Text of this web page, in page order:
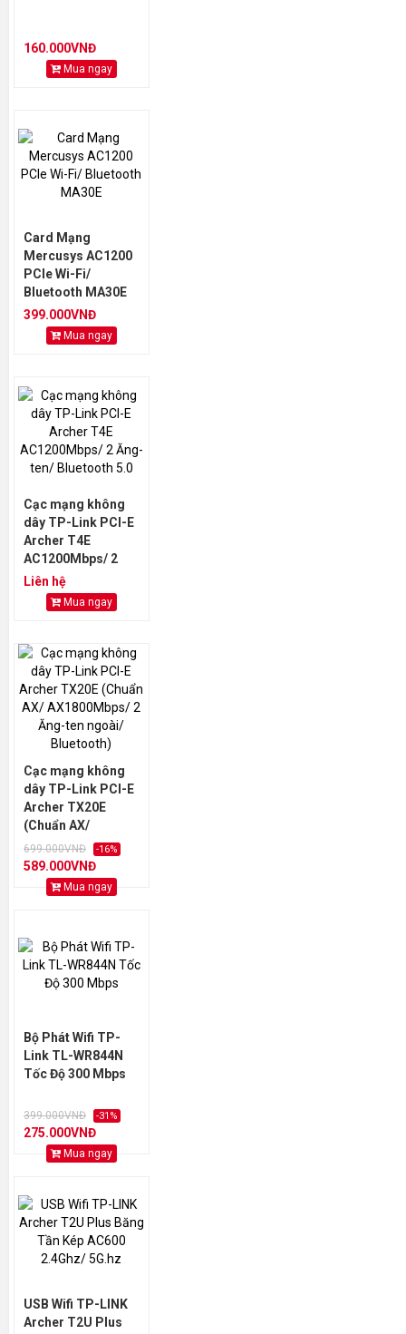
160.000VNĐ
Mua ngay
Card Mạng
Mercusys AC1200
PCIe Wi-Fi/
Bluetooth MA30E
399.000VNĐ
Mua ngay
Cạc mạng không
dây TP-Link PCI-E
Archer T4E
AC1200Mbps/ 2
Ăng-ten/ Bluetooth
Liên hệ
Mua ngay
Cạc mạng không
dây TP-Link PCI-E
Archer TX20E
(Chuẩn AX/
AX1800Mbps/ 2
Ăng-ten ngoài/
Bluetooth)
699.000VNĐ -16%
589.000VNĐ
Mua ngay
Bộ Phát Wifi TP-
Link TL-WR844N
Tốc Độ 300 Mbps
399.000VNĐ -31%
275.000VNĐ
Mua ngay
USB Wifi TP-LINK
Archer T2U Plus